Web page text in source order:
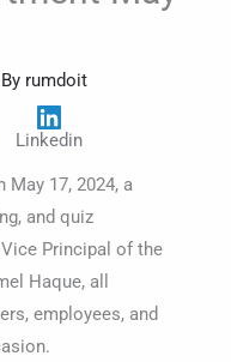
rumdoit
Linkedin
17, 2024, a
and quiz
Principal of the
Haque, all
employees, and